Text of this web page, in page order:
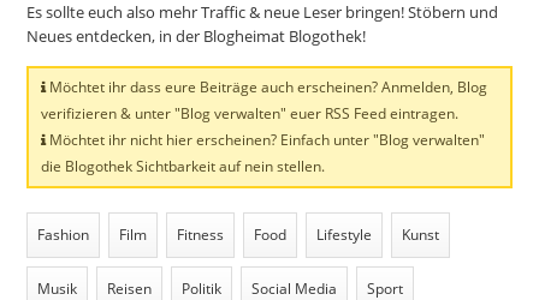
Es sollte euch also mehr Traffic & neue Leser bringen! Stöbern und
Neues entdecken, in der Blogheimat Blogothek!
Möchtet ihr dass eure Beiträge auch erscheinen? Anmelden, Blog
verifizieren & unter "Blog verwalten" euer RSS Feed eintragen.
Möchtet ihr nicht hier erscheinen? Einfach unter "Blog verwalten"
die Blogothek Sichtbarkeit auf nein stellen.
Fashion Film Fitness Food Lifestyle Kunst
Musik Reisen Politik Social Media Sport